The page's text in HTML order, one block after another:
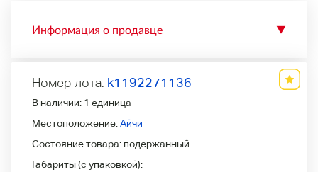
Информация о продавце ▼
Номер лота: k1192271136
В наличии: 1 единица
Местоположение:Айчи
Состояние товара: подержанный
Габариты (с упаковкой):